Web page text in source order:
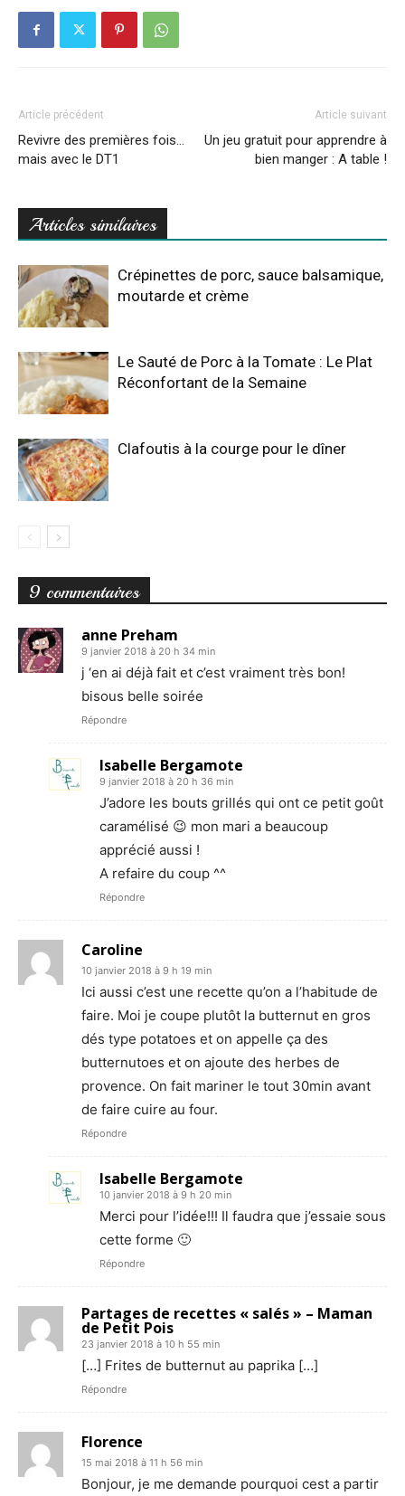
Article précédent
Revivre des premières fois…
mais avec le DT1
Article suivant
Un jeu gratuit pour apprendre à
bien manger : A table !
Articles similaires
Crépinettes de porc, sauce balsamique,
moutarde et crème
Le Sauté de Porc à la Tomate : Le Plat
Réconfortant de la Semaine
Clafoutis à la courge pour le dîner
9 commentaires
anne Preham
9 janvier 2018 à 20 h 34 min
j ‘en ai déjà fait et c’est vraiment très bon!
bisous belle soirée
Répondre
Isabelle Bergamote
9 janvier 2018 à 20 h 36 min
J’adore les bouts grillés qui ont ce petit goût
caramélisé 😉 mon mari a beaucoup
apprécié aussi !
A refaire du coup ^^
Répondre
Caroline
10 janvier 2018 à 9 h 19 min
Ici aussi c’est une recette qu’on a l’habitude de
faire. Moi je coupe plutôt la butternut en gros
dés type potatoes et on appelle ça des
butternutoes et on ajoute des herbes de
provence. On fait mariner le tout 30min avant
de faire cuire au four.
Répondre
Isabelle Bergamote
10 janvier 2018 à 9 h 20 min
Merci pour l’idée!!! Il faudra que j’essaie sous
cette forme 🙂
Répondre
Partages de recettes « salés » – Maman
de Petit Pois
23 janvier 2018 à 10 h 55 min
[…] Frites de butternut au paprika […]
Répondre
Florence
15 mai 2018 à 11 h 56 min
Bonjour, je me demande pourquoi cest a partir